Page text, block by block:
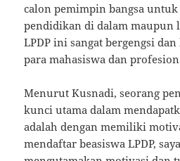
calon pemimpin bangsa
pendidikan di dalam maupun
LPDP ini sangat bergengsi
para mahasiswa dan
Menurut Kusnadi, seorang
kunci utama dalam
adalah dengan memiliki
mendaftar beasiswa LPDP,